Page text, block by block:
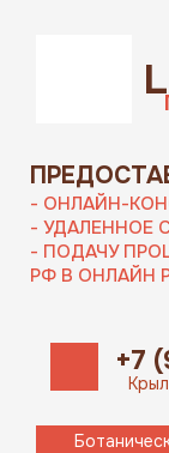
- ОНЛАЙН-
- УДАЛЕННОЕ
- ПОДАЧУ
РФ В ОНЛАЙН
+7